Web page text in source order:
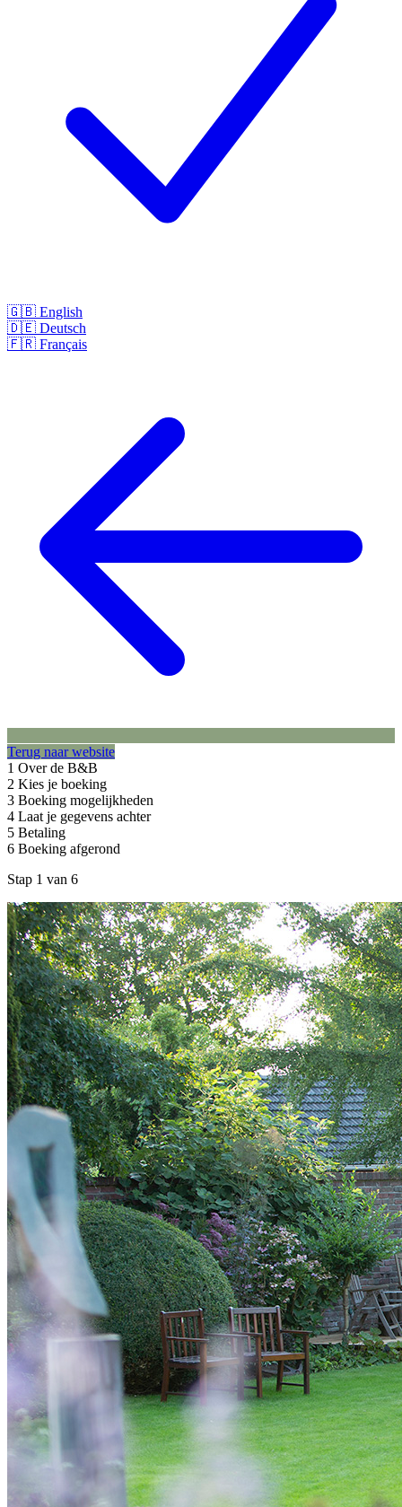
🇬🇧 English
🇩🇪 Deutsch
🇫🇷 Français
Terug naar website
1 Over de B&B
2 Kies je boeking
3 Boeking mogelijkheden
4 Laat je gegevens achter
5 Betaling
6 Boeking afgerond
Stap 1 van 6